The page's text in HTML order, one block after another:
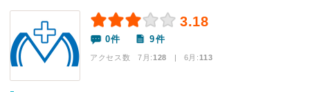
3.18
0件 9件
アクセス数 7月:128 | 6月:113